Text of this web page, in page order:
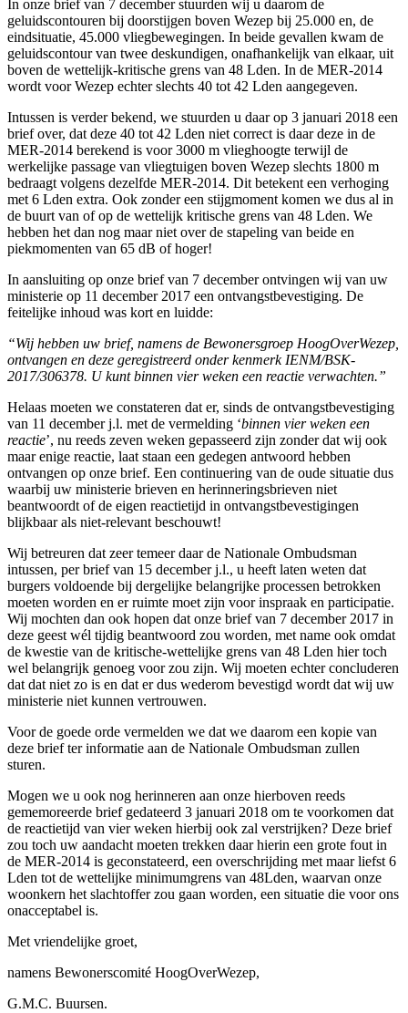
In onze brief van 7 december stuurden wij u daarom de
geluidscontouren bij doorstijgen boven Wezep bij 25.000 en, de
eindsituatie, 45.000 vliegbewegingen. In beide gevallen kwam de
geluidscontour van twee deskundigen, onafhankelijk van elkaar, uit
boven de wettelijk-kritische grens van 48 Lden. In de MER-2014
wordt voor Wezep echter slechts 40 tot 42 Lden aangegeven.
Intussen is verder bekend, we stuurden u daar op 3 januari 2018 een
brief over, dat deze 40 tot 42 Lden niet correct is daar deze in de
MER-2014 berekend is voor 3000 m vlieghoogte terwijl de
werkelijke passage van vliegtuigen boven Wezep slechts 1800 m
bedraagt volgens dezelfde MER-2014. Dit betekent een verhoging
met 6 Lden extra. Ook zonder een stijgmoment komen we dus al in
de buurt van of op de wettelijk kritische grens van 48 Lden. We
hebben het dan nog maar niet over de stapeling van beide en
piekmomenten van 65 dB of hoger!
In aansluiting op onze brief van 7 december ontvingen wij van uw
ministerie op 11 december 2017 een ontvangstbevestiging. De
feitelijke inhoud was kort en luidde:
“Wij hebben uw brief, namens de Bewonersgroep HoogOverWezep,
ontvangen en deze geregistreerd onder kenmerk IENM/BSK-
2017/306378. U kunt binnen vier weken een reactie verwachten.”
Helaas moeten we constateren dat er, sinds de ontvangstbevestiging
van 11 december j.l. met de vermelding ‘binnen vier weken een
reactie’, nu reeds zeven weken gepasseerd zijn zonder dat wij ook
maar enige reactie, laat staan een gedegen antwoord hebben
ontvangen op onze brief. Een continuering van de oude situatie dus
waarbij uw ministerie brieven en herinneringsbrieven niet
beantwoordt of de eigen reactietijd in ontvangstbevestigingen
blijkbaar als niet-relevant beschouwt!
Wij betreuren dat zeer temeer daar de Nationale Ombudsman
intussen, per brief van 15 december j.l., u heeft laten weten dat
burgers voldoende bij dergelijke belangrijke processen betrokken
moeten worden en er ruimte moet zijn voor inspraak en participatie.
Wij mochten dan ook hopen dat onze brief van 7 december 2017 in
deze geest wél tijdig beantwoord zou worden, met name ook omdat
de kwestie van de kritische-wettelijke grens van 48 Lden hier toch
wel belangrijk genoeg voor zou zijn. Wij moeten echter concluderen
dat dat niet zo is en dat er dus wederom bevestigd wordt dat wij uw
ministerie niet kunnen vertrouwen.
Voor de goede orde vermelden we dat we daarom een kopie van
deze brief ter informatie aan de Nationale Ombudsman zullen
sturen.
Mogen we u ook nog herinneren aan onze hierboven reeds
gememoreerde brief gedateerd 3 januari 2018 om te voorkomen dat
de reactietijd van vier weken hierbij ook zal verstrijken? Deze brief
zou toch uw aandacht moeten trekken daar hierin een grote fout in
de MER-2014 is geconstateerd, een overschrijding met maar liefst 6
Lden tot de wettelijke minimumgrens van 48Lden, waarvan onze
woonkern het slachtoffer zou gaan worden, een situatie die voor ons
onacceptabel is.
Met vriendelijke groet,
namens Bewonerscomité HoogOverWezep,
G.M.C. Buursen.